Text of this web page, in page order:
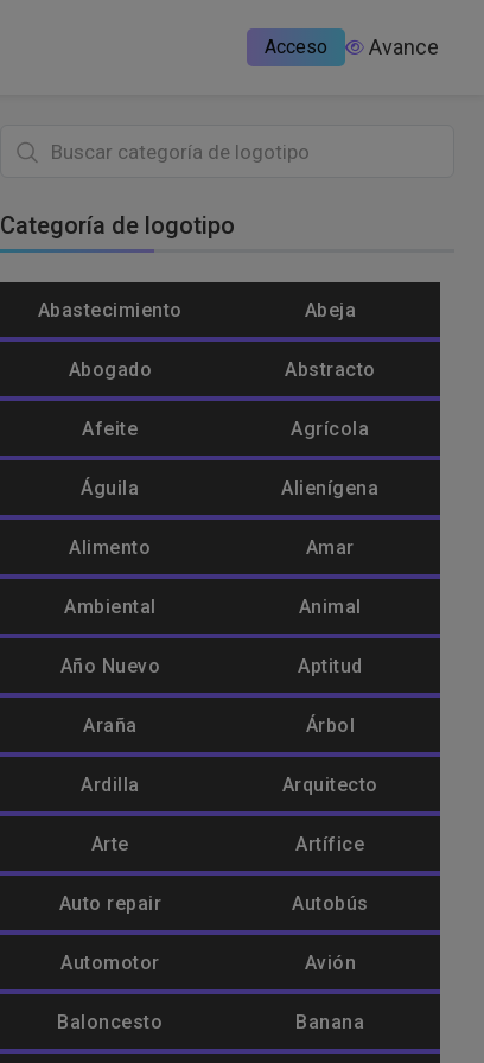
Acceso Avance
Categoría de logotipo
Abastecimiento Abeja
Abogado Abstracto
Afeite Agrícola
Águila Alienígena
Alimento Amar
Ambiental Animal
Año Nuevo Aptitud
Araña Árbol
Ardilla Arquitecto
Arte Artífice
Auto repair Autobús
Automotor Avión
Baloncesto Banana